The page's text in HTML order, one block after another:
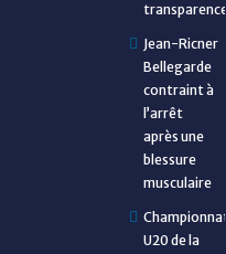
transparence
Jean-Ricner
Bellegarde
contraint à
l’arrêt
après une
blessure
musculaire
Championnat
U20 de la